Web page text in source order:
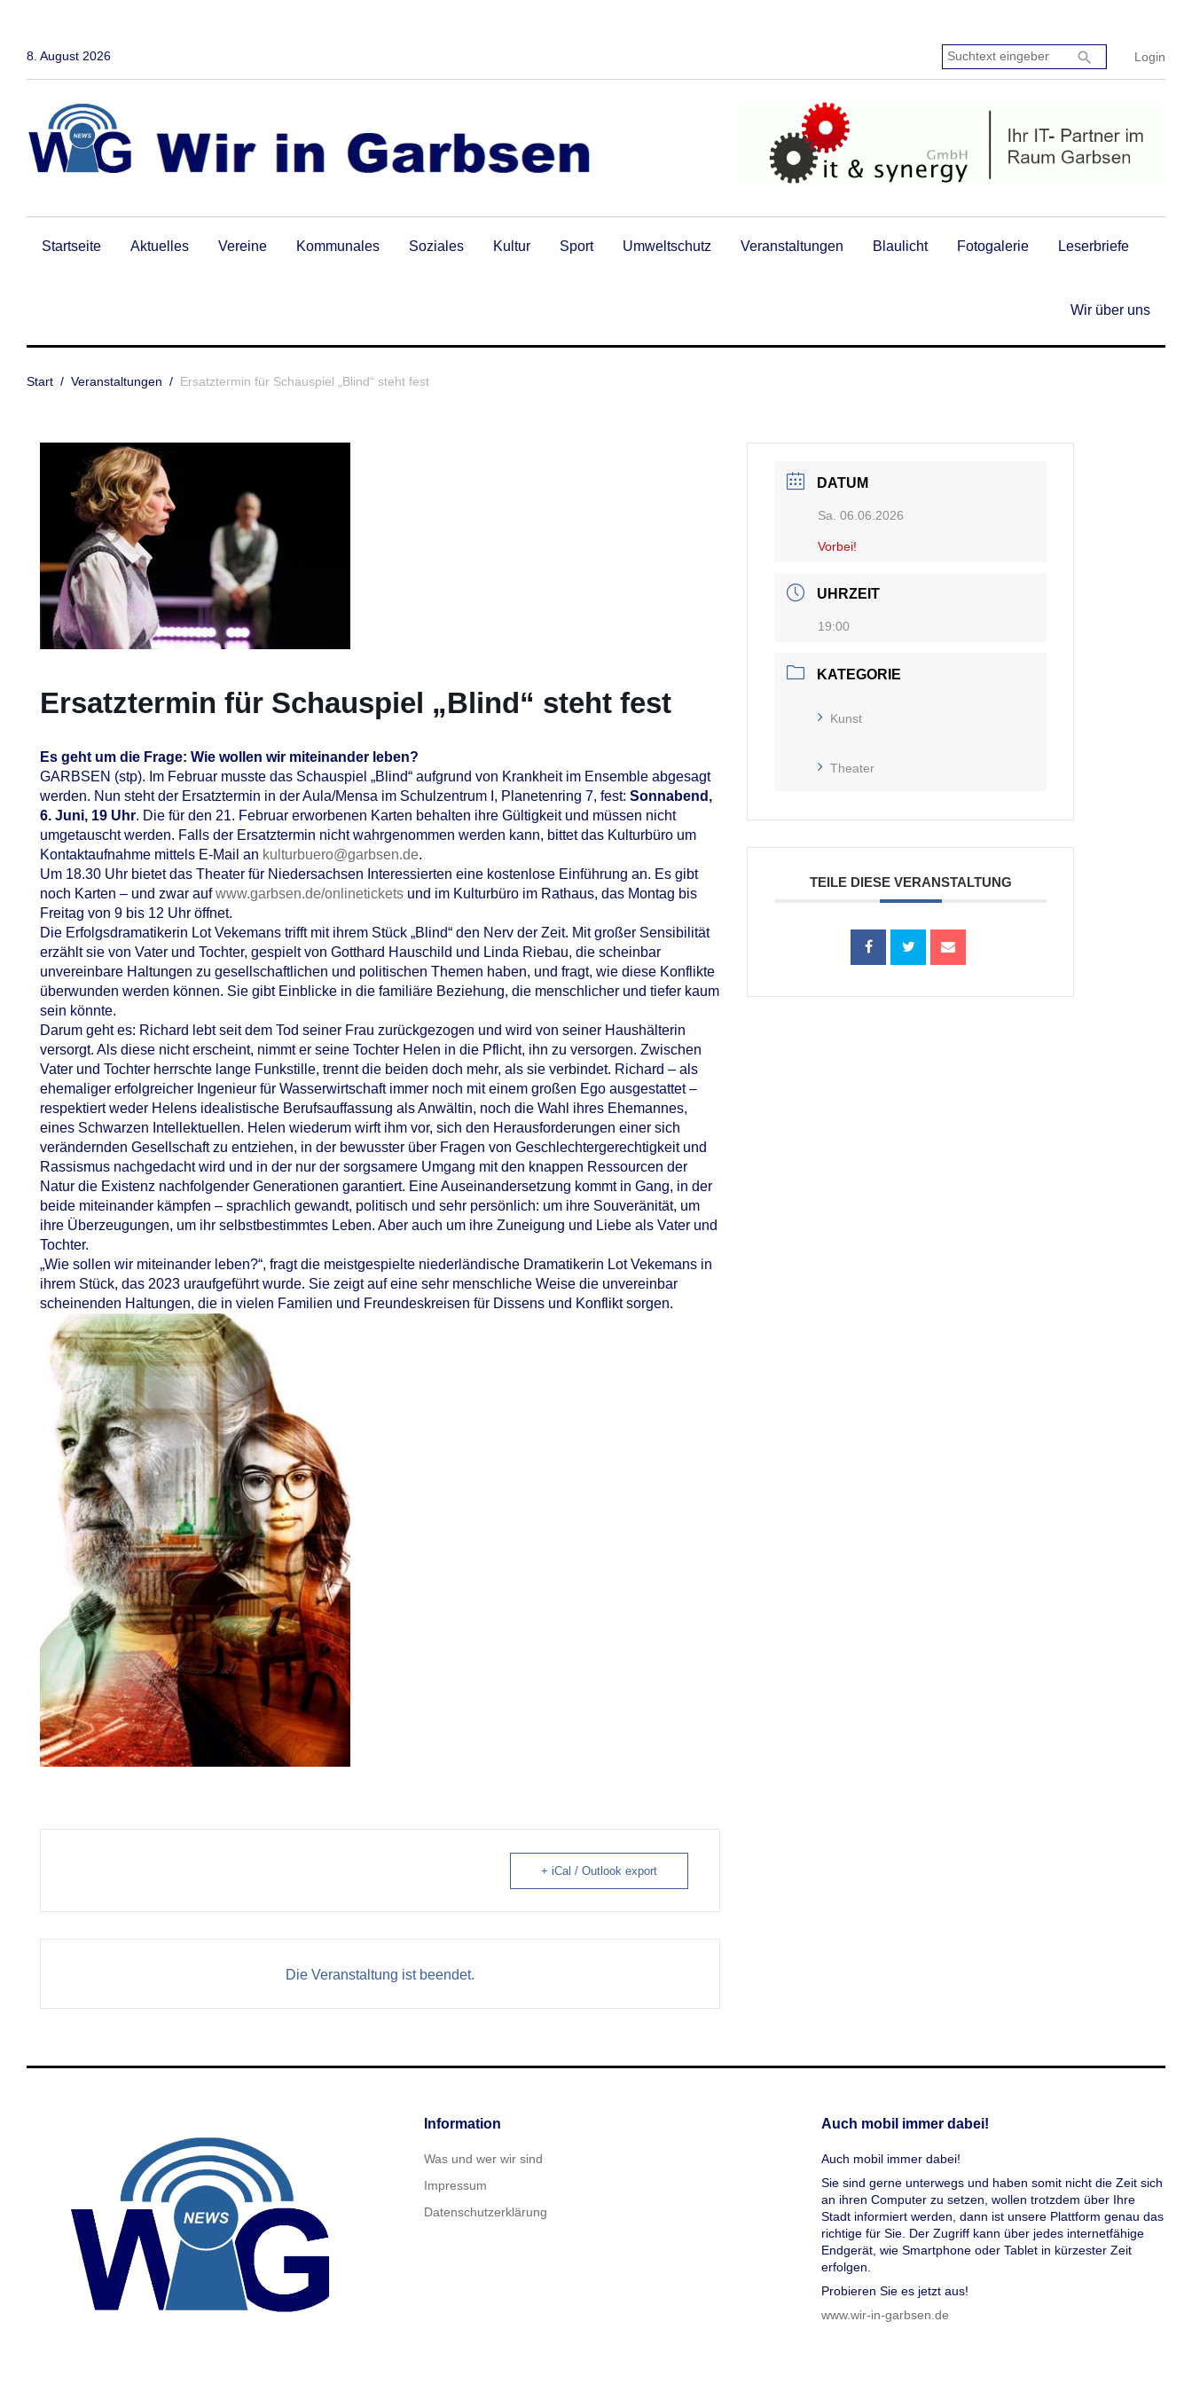
8. August 2026 Login
Suchtext
eingeben:
search
Startseite Aktuelles Vereine Kommunales Soziales Kultur Sport Umweltschutz Veranstaltungen Blaulicht Fotogalerie Leserbriefe
Wir über uns
Start / Veranstaltungen / Ersatztermin für Schauspiel „Blind“ steht fest
Ersatztermin für Schauspiel „Blind“ steht fest
Es geht um die Frage: Wie wollen wir miteinander leben?
GARBSEN (stp). Im Februar musste das Schauspiel „Blind“ aufgrund von Krankheit im Ensemble abgesagt
werden. Nun steht der Ersatztermin in der Aula/Mensa im Schulzentrum I, Planetenring 7, fest: Sonnabend,
6. Juni, 19 Uhr. Die für den 21. Februar erworbenen Karten behalten ihre Gültigkeit und müssen nicht
umgetauscht werden. Falls der Ersatztermin nicht wahrgenommen werden kann, bittet das Kulturbüro um
Kontaktaufnahme mittels E-Mail an kulturbuero@garbsen.de.
Um 18.30 Uhr bietet das Theater für Niedersachsen Interessierten eine kostenlose Einführung an. Es gibt
noch Karten – und zwar aufwww.garbsen.de/onlinetickets und im Kulturbüro im Rathaus, das Montag bis
Freitag von 9 bis 12 Uhr öffnet.
Die Erfolgsdramatikerin Lot Vekemans trifft mit ihrem Stück „Blind“ den Nerv der Zeit. Mit großer Sensibilität
erzählt sie von Vater und Tochter, gespielt von Gotthard Hauschild und Linda Riebau, die scheinbar
unvereinbare Haltungen zu gesellschaftlichen und politischen Themen haben, und fragt, wie diese Konflikte
überwunden werden können. Sie gibt Einblicke in die familiäre Beziehung, die menschlicher und tiefer kaum
sein könnte.
Darum geht es: Richard lebt seit dem Tod seiner Frau zurückgezogen und wird von seiner Haushälterin
versorgt. Als diese nicht erscheint, nimmt er seine Tochter Helen in die Pflicht, ihn zu versorgen. Zwischen
Vater und Tochter herrschte lange Funkstille, trennt die beiden doch mehr, als sie verbindet. Richard – als
ehemaliger erfolgreicher Ingenieur für Wasserwirtschaft immer noch mit einem großen Ego ausgestattet –
respektiert weder Helens idealistische Berufsauffassung als Anwältin, noch die Wahl ihres Ehemannes,
eines Schwarzen Intellektuellen. Helen wiederum wirft ihm vor, sich den Herausforderungen einer sich
verändernden Gesellschaft zu entziehen, in der bewusster über Fragen von Geschlechtergerechtigkeit und
Rassismus nachgedacht wird und in der nur der sorgsamere Umgang mit den knappen Ressourcen der
Natur die Existenz nachfolgender Generationen garantiert. Eine Auseinandersetzung kommt in Gang, in der
beide miteinander kämpfen – sprachlich gewandt, politisch und sehr persönlich: um ihre Souveränität, um
ihre Überzeugungen, um ihr selbstbestimmtes Leben. Aber auch um ihre Zuneigung und Liebe als Vater und
Tochter.
„Wie sollen wir miteinander leben?“, fragt die meistgespielte niederländische Dramatikerin Lot Vekemans in
ihrem Stück, das 2023 uraufgeführt wurde. Sie zeigt auf eine sehr menschliche Weise die unvereinbar
scheinenden Haltungen, die in vielen Familien und Freundeskreisen für Dissens und Konflikt sorgen.
+ iCal / Outlook export
Die Veranstaltung ist beendet.
DATUM
Sa. 06.06.2026
Vorbei!
UHRZEIT
19:00
KATEGORIE
Kunst
Theater
TEILE DIESE VERANSTALTUNG
Information
Was und wer wir sind
Impressum
Datenschutzerklärung
Auch mobil immer dabei!
Auch mobil immer dabei!
Sie sind gerne unterwegs und haben somit nicht die Zeit sich
an ihren Computer zu setzen, wollen trotzdem über Ihre
Stadt informiert werden, dann ist unsere Plattform genau das
richtige für Sie. Der Zugriff kann über jedes internetfähige
Endgerät, wie Smartphone oder Tablet in kürzester Zeit
erfolgen.
Probieren Sie es jetzt aus!
www.wir-in-garbsen.de